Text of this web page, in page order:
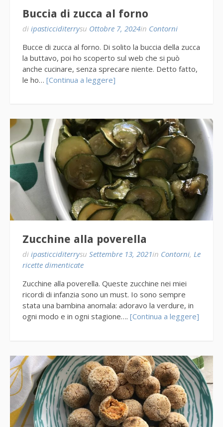
Buccia di zucca al forno
di ipasticciditerrysu Ottobre 7, 2024in Contorni
Bucce di zucca al forno. Di solito la buccia della zucca
la buttavo, poi ho scoperto sul web che si può
anche cucinare, senza sprecare niente. Detto fatto,
le ho… [Continua a leggere]
Zucchine alla poverella
di ipasticciditerrysu Settembre 13, 2021in Contorni, Le
ricette dimenticate
Zucchine alla poverella. Queste zucchine nei miei
ricordi di infanzia sono un must. Io sono sempre
stata una bambina anomala: adoravo la verdure, in
ogni modo e in ogni stagione…. [Continua a leggere]